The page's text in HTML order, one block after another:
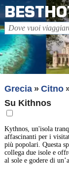
Grecia Citno
Su Kithnos
Kythnos, un'isola
affascinanti per i
più popolari. Questa
collega due isole e
al sole e godere di